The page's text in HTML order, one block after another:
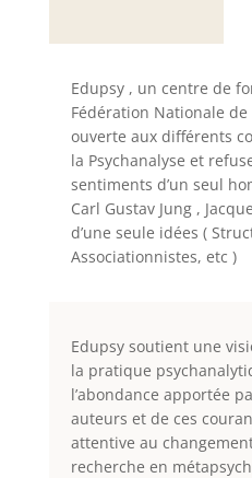
Edupsy , un centre de
Fédération Nationale de
ouverte aux différents
la Psychanalyse et
sentiments d’un seul
Carl Gustav Jung ,
d’une seule idées (
Associationnistes, etc )
Edupsy soutient une
la pratique
l’abondance apportée
auteurs et de ces
attentive au
recherche en